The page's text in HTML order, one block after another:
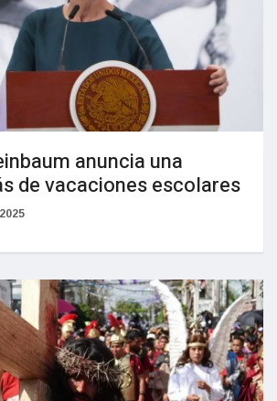
anuncia una
de vacaciones escolares